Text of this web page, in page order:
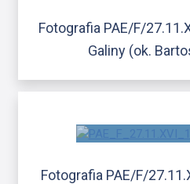
Fotografia PAE/F/
Galiny (ok.
Fotografia PAE/F/